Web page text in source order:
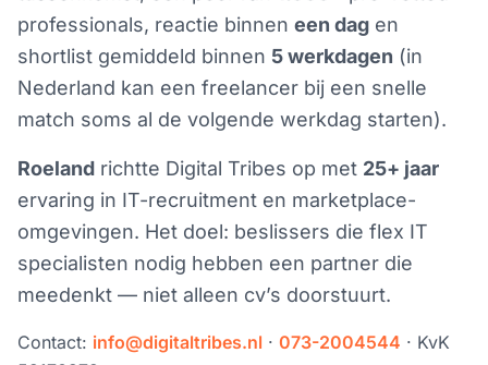
professionals, reactie binnen een dag en
shortlist gemiddeld binnen 5 werkdagen (in
Nederland kan een freelancer bij een snelle
match soms al de volgende werkdag starten).
Roeland richtte Digital Tribes op met 25+ jaar
ervaring in IT-recruitment en marketplace-
omgevingen. Het doel: beslissers die flex IT
specialisten nodig hebben een partner die
meedenkt — niet alleen cv’s doorstuurt.
Contact: info@digitaltribes.nl · 073-2004544 · KvK